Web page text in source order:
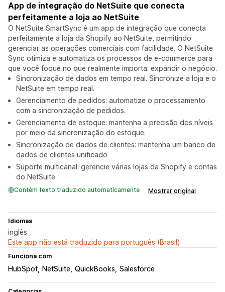
App de integração do NetSuite que conecta
perfeitamente a loja ao NetSuite
O NetSuite SmartSync é um app de integração que conecta
perfeitamente a loja da Shopify ao NetSuite, permitindo
gerenciar as operações comerciais com facilidade. O NetSuite
Sync otimiza e automatiza os processos de e-commerce para
que você foque no que realmente importa: expandir o negócio.
Sincronização de dados em tempo real. Sincronize a loja e o
NetSuite em tempo real.
Gerenciamento de pedidos: automatize o processamento
com a sincronização de pedidos.
Gerenciamento de estoque: mantenha a precisão dos níveis
por meio da sincronização do estoque.
Sincronização de dados de clientes: mantenha um banco de
dados de clientes unificado
Suporte multicanal: gerencie várias lojas da Shopify e contas
do NetSuite
Contém texto traduzido automaticamente Mostrar original
Idiomas
inglês
Este app não está traduzido para português (Brasil)
Funciona com
HubSpot NetSuite QuickBooks Salesforce